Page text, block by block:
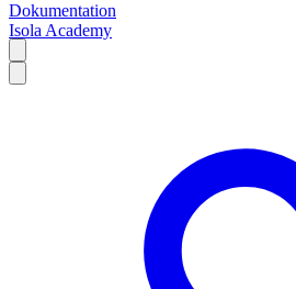
Dokumentation
Isola Academy